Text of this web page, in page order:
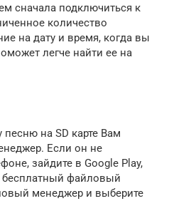
сначала подключиться к
количество
на дату и время, когда вы
легче найти ее на
песню на SD карте Вам
Если он не
зайдите в Google Play,
бесплатный файловый
менеджер и выберите